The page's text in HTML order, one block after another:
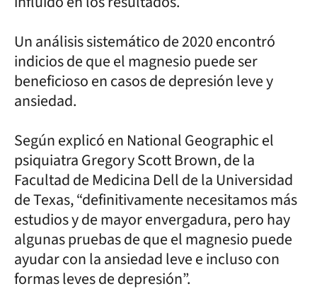
Un análisis sistemático de 2020 encontró
indicios de que el magnesio puede ser
beneficioso en casos de depresión leve y
ansiedad.
Según explicó en National Geographic el
psiquiatra Gregory Scott Brown, de la
Facultad de Medicina Dell de la Universidad
de Texas, “definitivamente necesitamos más
estudios y de mayor envergadura, pero hay
algunas pruebas de que el magnesio puede
ayudar con la ansiedad leve e incluso con
formas leves de depresión”.